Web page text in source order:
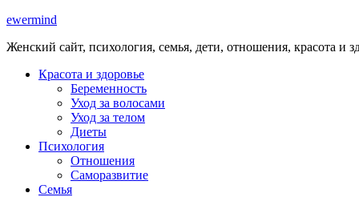
ewermind
Женский сайт, психология, семья, дети, отношения, красота и
Красота и здоровье
Беременность
Уход за волосами
Уход за телом
Диеты
Психология
Отношения
Саморазвитие
Семья